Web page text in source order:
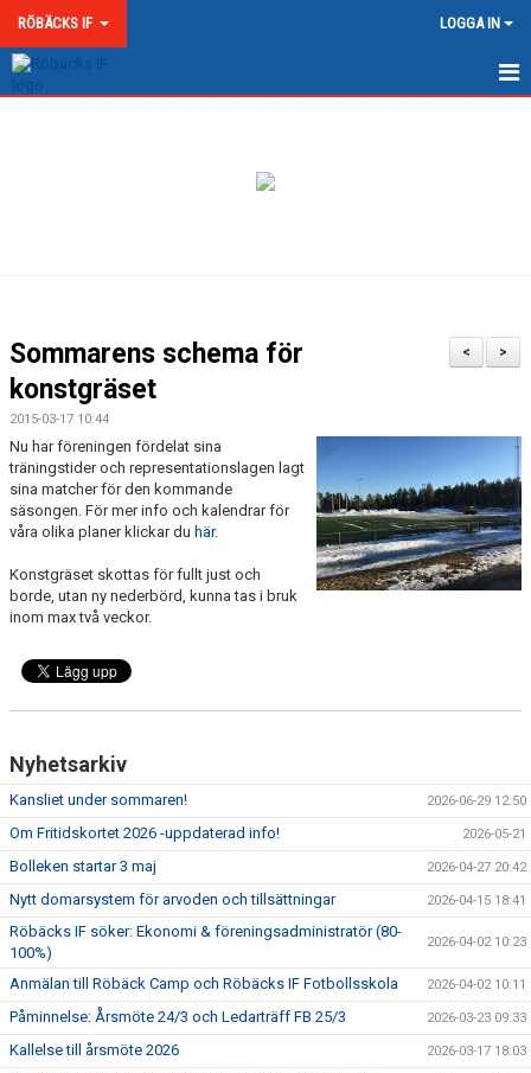
RÖBÄCKS IF LOGGA IN
MATCHER
MEDLEMSKAP & AVGIFTER
RÖBÄCKS ARENA
>
<
Sommarens schema för
konstgräset
2015-03-17 10:44
Nu har föreningen fördelat sina
träningstider och representationslagen lagt
sina matcher för den kommande
säsongen. För mer info och kalendrar för
våra olika planer klickar du här.
Konstgräset skottas för fullt just och
borde, utan ny nederbörd, kunna tas i bruk
inom max två veckor.
Nyhetsarkiv
Kansliet under sommaren! 2026-06-29 12:50
Om Fritidskortet 2026 -uppdaterad info! 2026-05-21
Bolleken startar 3 maj 2026-04-27 20:42
Nytt domarsystem för arvoden och tillsättningar 2026-04-15 18:41
Röbäcks IF söker: Ekonomi & föreningsadministratör (80-
100%)
2026-04-02 10:23
Anmälan till Röbäck Camp och Röbäcks IF Fotbollsskola 2026-04-02 10:11
Påminnelse: Årsmöte 24/3 och Ledarträff FB 25/3 2026-03-23 09:33
Kallelse till årsmöte 2026 2026-03-17 18:03